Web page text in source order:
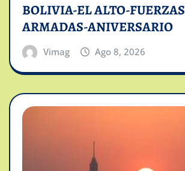
BOLIVIA-EL ALTO-FUERZAS
ARMADAS-ANIVERSARIO
Vimag Ago 8, 2026